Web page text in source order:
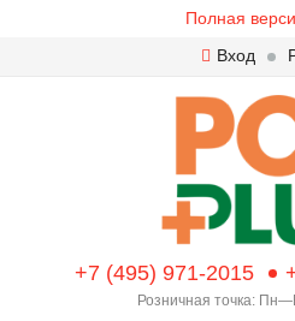
Полная
Вход
+7 (495) 971-2015
Розничная точка: